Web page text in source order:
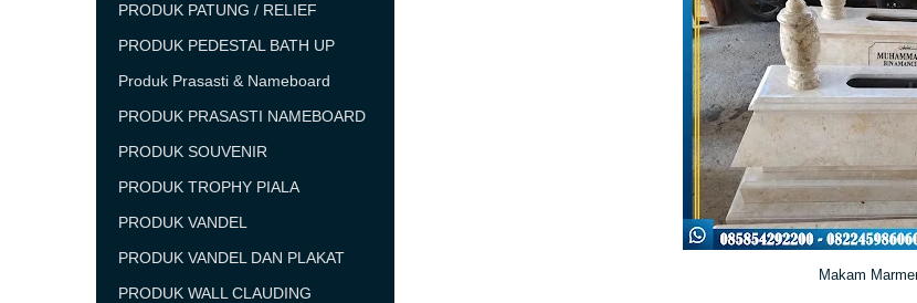
Makam
PRODUK PATUNG / RELIEF
PRODUK PEDESTAL BATH UP
Produk Prasasti & Nameboard
PRODUK PRASASTI NAMEBOARD
PRODUK SOUVENIR
PRODUK TROPHY PIALA
PRODUK VANDEL
PRODUK VANDEL DAN PLAKAT
PRODUK WALL CLAUDING